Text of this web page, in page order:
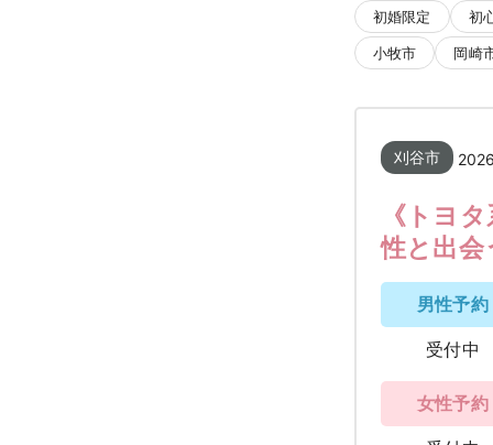
初婚限定 初
小牧市 岡崎
刈谷市
《トヨ
性と出
男性予約
受付中
女性予約